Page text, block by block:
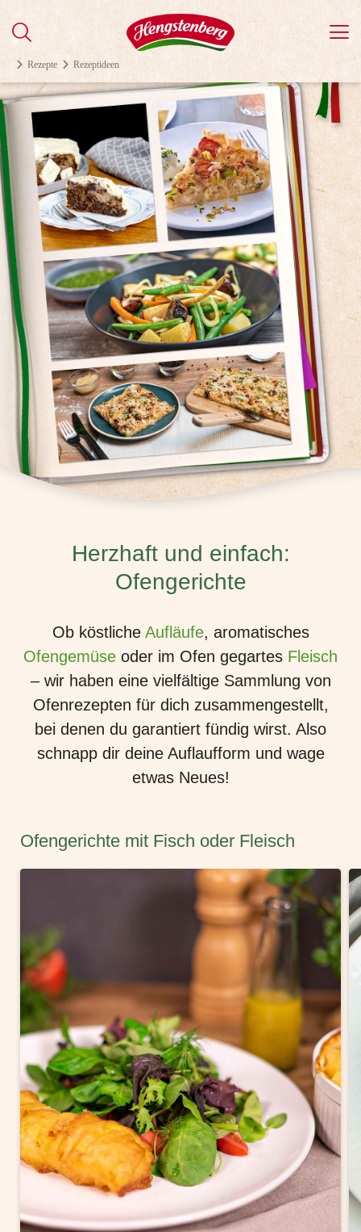
Rezepte Rezeptideen
Herzhaft und einfach:
Ofengerichte
Ob köstliche Aufläufe, aromatisches
Ofengemüse oder im Ofen gegartes Fleisch
– wir haben eine vielfältige Sammlung von
Ofenrezepten für dich zusammengestellt,
bei denen du garantiert fündig wirst. Also
schnapp dir deine Auflaufform und wage
etwas Neues!
Ofengerichte mit Fisch oder Fleisch